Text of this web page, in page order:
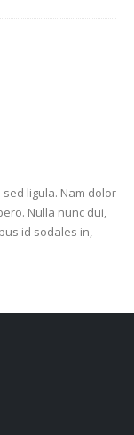
ligula. Nam dolor
Nulla nunc dui,
id sodales in,